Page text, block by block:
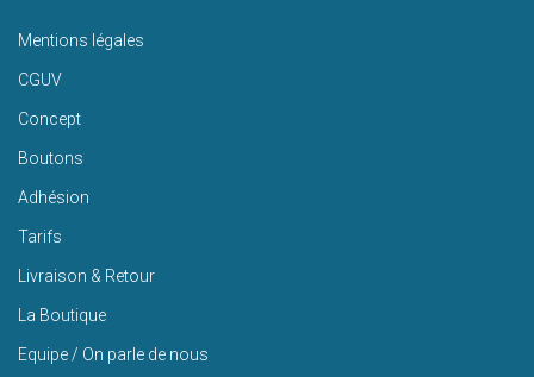
Mentions légales
CGUV
Concept
Boutons
Adhésion
Tarifs
Livraison & Retour
La Boutique
Equipe / On parle de nous